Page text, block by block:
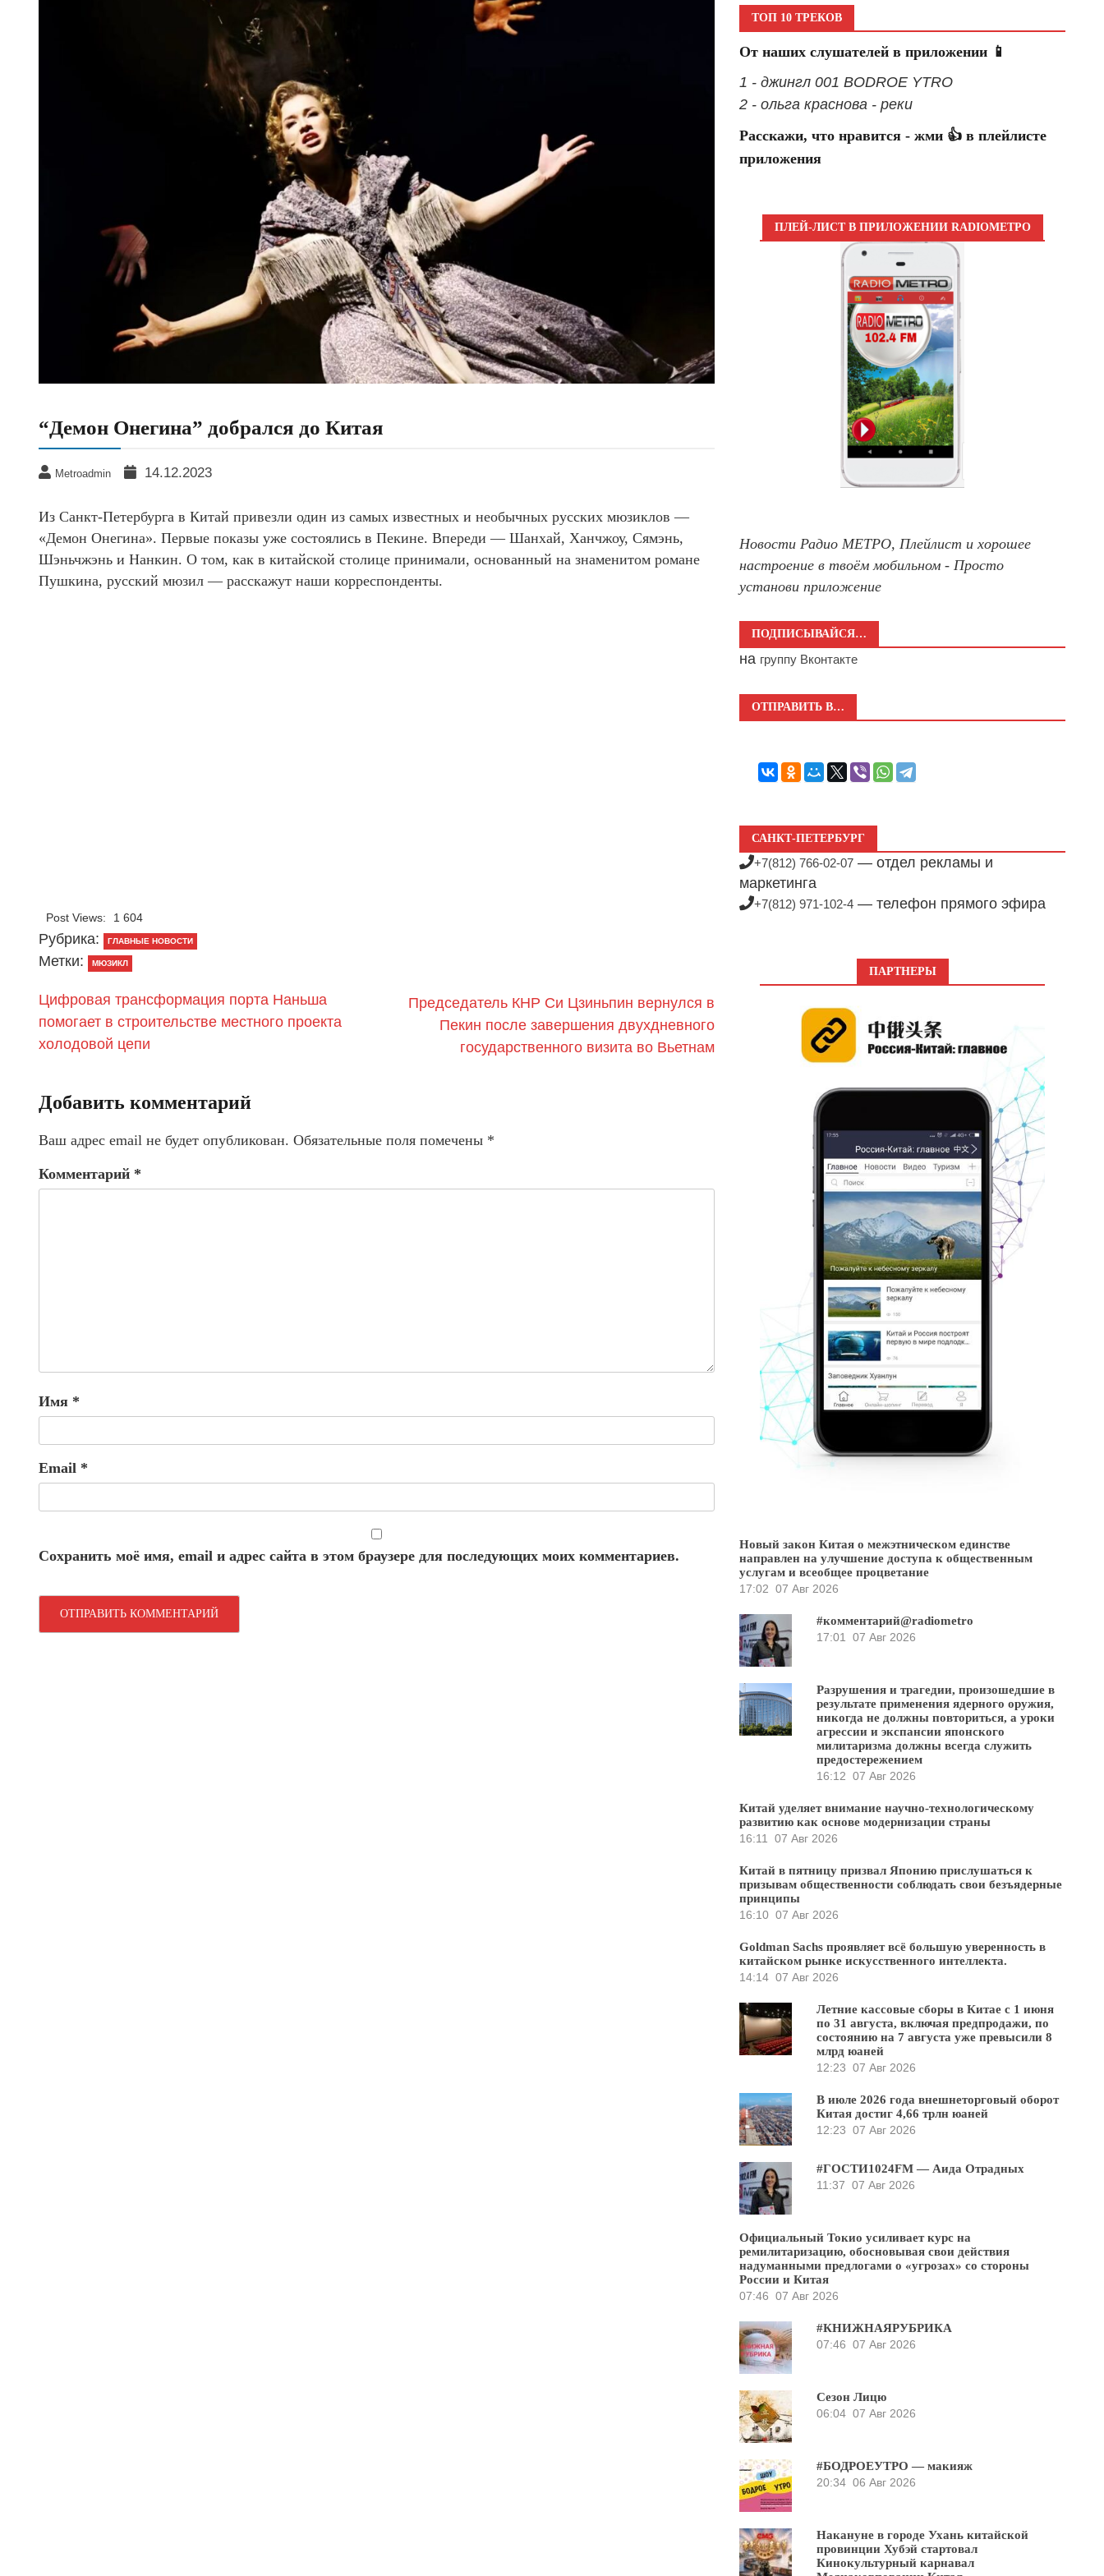
“Демон Онегина” добрался до Китая
Metroadmin 14.12.2023
Из Санкт-Петербурга в Китай привезли один из самых известных и необычных русских мюзиклов —
«Демон Онегина». Первые показы уже состоялись в Пекине. Впереди — Шанхай, Ханчжоу, Сямэнь,
Шэньчжэнь и Нанкин. О том, как в китайской столице принимали, основанный на знаменитом романе
Пушкина, русский мюзил — расскажут наши корреспонденты.
Post Views: 1 604
Рубрика: ГЛАВНЫЕ НОВОСТИ
Метки: МЮЗИКЛ
Цифровая трансформация порта Наньша
помогает в строительстве местного проекта
холодовой цепи
Председатель КНР Си Цзиньпин вернулся в
Пекин после завершения двухдневного
государственного визита во Вьетнам
Добавить комментарий
Ваш адрес email не будет опубликован. Обязательные поля помечены *
Комментарий *
Имя *
Email *
Сохранить моё имя, email и адрес сайта в этом браузере для последующих моих комментариев.
ТОП 10 ТРЕКОВ
От наших слушателей в приложении 📱
1 - джингл 001 BODROE YTRO
2 - ольга краснова - реки
Расскажи, что нравится - жми 👍 в плейлисте
приложения
ПЛЕЙ-ЛИСТ В ПРИЛОЖЕНИИ RADIOМЕТРО
Новости Радио МЕТРО, Плейлист и хорошее
настроение в твоём мобильном - Просто
установи приложение
ПОДПИСЫВАЙСЯ…
на группу Вконтакте
ОТПРАВИТЬ В…
САНКТ-ПЕТЕРБУРГ
+7(812) 766-02-07 — отдел рекламы и
маркетинга
+7(812) 971-102-4 — телефон прямого эфира
ПАРТНЕРЫ
Новый закон Китая о межэтническом единстве
направлен на улучшение доступа к общественным
услугам и всеобщее процветание
17:02 07 Авг 2026
#комментарий@radiometro
17:01
07 Авг 2026
Разрушения и трагедии, произошедшие в
результате применения ядерного оружия,
никогда не должны повториться, а уроки
агрессии и экспансии японского
милитаризма должны всегда служить
предостережением
16:12 07 Авг 2026
Китай уделяет внимание научно-технологическому
развитию как основе модернизации страны
16:11
07 Авг 2026
Китай в пятницу призвал Японию прислушаться к
призывам общественности соблюдать свои безъядерные
принципы
16:10 07 Авг 2026
Goldman Sachs проявляет всё большую уверенность в
китайском рынке искусственного интеллекта.
14:14 07 Авг 2026
Летние кассовые сборы в Китае с 1 июня
по 31 августа, включая предпродажи, по
состоянию на 7 августа уже превысили 8
млрд юаней
12:23 07 Авг 2026
В июле 2026 года внешнеторговый оборот
Китая достиг 4,66 трлн юаней
12:23 07 Авг 2026
#ГОСТИ1024FM — Аида Отрадных
11:37 07 Авг 2026
Официальный Токио усиливает курс на
ремилитаризацию, обосновывая свои действия
надуманными предлогами о «угрозах» со стороны
России и Китая
07:46 07 Авг 2026
#КНИЖНАЯРУБРИКА
07:46 07 Авг 2026
Сезон Лицю
06:04 07 Авг 2026
#БОДРОЕУТРО — макияж
20:34 06 Авг 2026
Накануне в городе Ухань китайской
провинции Хубэй стартовал
Кинокультурный карнавал